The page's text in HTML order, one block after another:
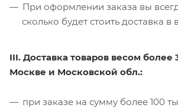
При оформлении заказа вы
сколько будет стоить доставка в
III. Доставка товаров весом более
Москве и Московской обл.:
при заказе на сумму более 100